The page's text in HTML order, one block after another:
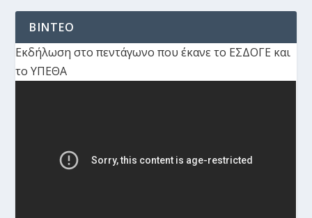
ΒΙΝΤΕΟ
Εκδήλωση στο πεντάγωνο που έκανε το ΕΣΔΟΓΕ και
το ΥΠΕΘΑ